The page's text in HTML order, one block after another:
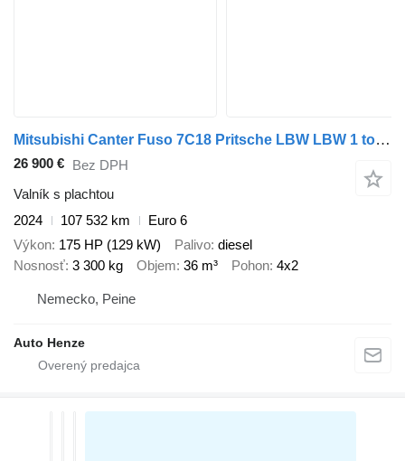
Mitsubishi Canter Fuso 7C18 Pritsche LBW LBW 1 to 3,3to Nutzl
26 900 € Bez DPH
Valník s plachtou
2024
107 532 km
Euro 6
Výkon 175 HP (129 kW) Palivo diesel
Nosnosť 3 300 kg Objem 36 m³ Pohon 4x2
Nemecko, Peine
Auto Henze